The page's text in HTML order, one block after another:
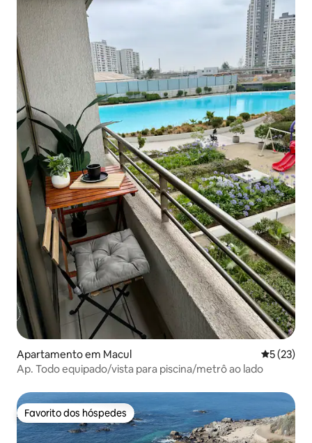
Apartamento em Macul
5 (23)
Ap. Todo equipado/vista para piscina/metrô ao lado
Favorito dos hóspedes
Favorito dos hóspedes